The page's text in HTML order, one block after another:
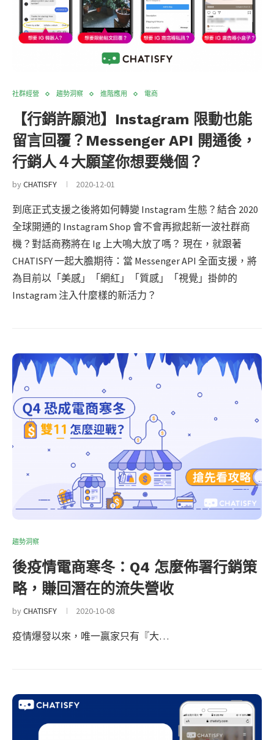
社群經營 趨勢洞察 進階應用 電商
【行銷許願池】Instagram 限動也能
留言回覆？Messenger API 開通後，
行銷人４大願望你想要幾個？
byCHATISFY 2020-12-01
到底正式支援之後將如何轉變 Instagram 生態？結合 2020
全球開通的 Instagram Shop 會不會再掀起新一波社群商
機？對話商務將在 Ig 上大鳴大放了嗎？ 現在，就跟著
CHATISFY 一起大膽期待：當 Messenger API 全面支援，將
為目前以「美感」「網紅」「質感」「視覺」掛帥的
Instagram 注入什麼樣的新活力？
趨勢洞察
後疫情電商寒冬：Q4 怎麼佈署行銷策
略，賺回潛在的流失營收
byCHATISFY 2020-10-08
疫情爆發以來，唯一贏家只有『大…